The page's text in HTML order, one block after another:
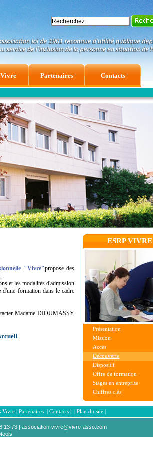
Partenaires Contacts
ESRP VIVRE
Présentation
Mission
Accès
Découverte
Dispositif
Offre de formation
Stages en entreprise
Chiffres clés
"Vivre"propose des
et les modalités d'admission
d'une formation dans le cadre
Madame DIOUMASSY
Vivre| Partenaires | Contacts| | Plan du site|
13 73 | association-vivre@vivre-asso.com